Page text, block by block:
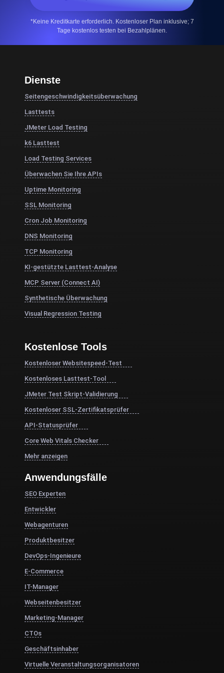
*Keine Kreditkarte erforderlich. Kostenloser Plan inklusive; 7
Tage kostenlos testen bei Bezahlplänen.
Dienste
Seitengeschwindigkeitsüberwachung
Lasttests
JMeter Load Testing
k6 Lasttest
Load Testing Services
Überwachen Sie Ihre APIs
Uptime Monitoring
SSL Monitoring
Cron Job Monitoring
DNS Monitoring
TCP Monitoring
KI-gestützte Lasttest-Analyse
MCP Server (Connect AI)
Synthetische Überwachung
Visual Regression Testing
Kostenlose Tools
Kostenloser Websitespeed-Test
Kostenloses Lasttest-Tool
JMeter Test Skript-Validierung
Kostenloser SSL-Zertifikatsprüfer
API-Statusprüfer
Core Web Vitals Checker
Mehr anzeigen
Anwendungsfälle
SEO Experten
Entwickler
Webagenturen
Produktbesitzer
DevOps-Ingenieure
E-Commerce
IT-Manager
Webseitenbesitzer
Marketing-Manager
CTOs
Geschäftsinhaber
Virtuelle Veranstaltungsorganisatoren